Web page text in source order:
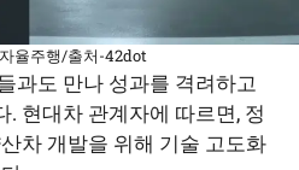
율주행/출처-42dot
과도 만나 성과를 격려하고
현대차 관계자에 따르면, 정
차 개발을 위해 기술 고도화